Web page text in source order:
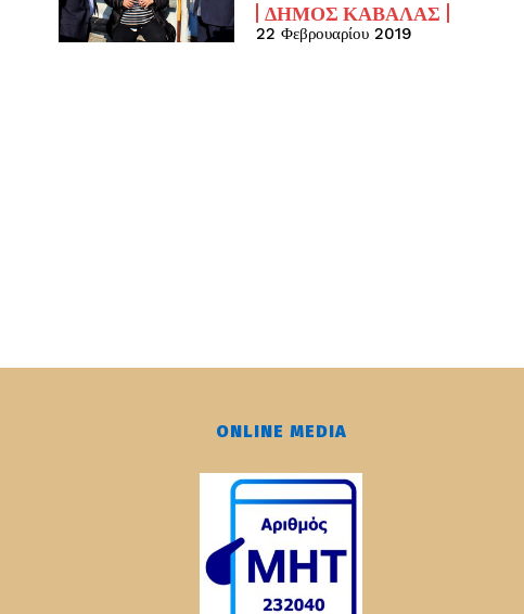
ΔΉΜΟΣ ΚΑΒΆΛΑΣ
22 Φεβρουαρίου 2019
ONLINE MEDIA